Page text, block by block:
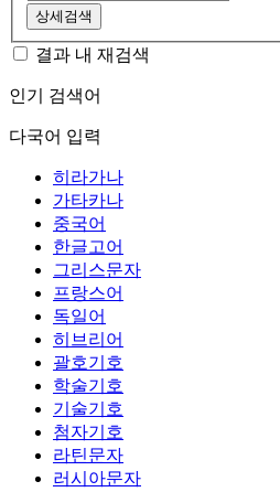
상세검색
결과 내 재검색
인기 검색어
다국어 입력
히라가나
가타카나
중국어
한글고어
그리스문자
프랑스어
독일어
히브리어
괄호기호
학술기호
기술기호
첨자기호
라틴문자
러시아문자